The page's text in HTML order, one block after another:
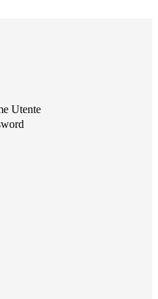
Utente